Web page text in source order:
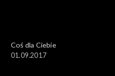
Coś dla Ciebie
01.09.2017